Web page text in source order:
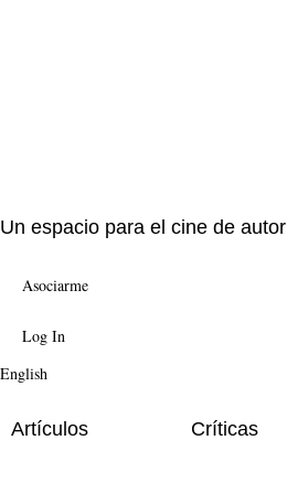
Un espacio para el cine de autor
Asociarme
Log In
English
Artículos Críticas